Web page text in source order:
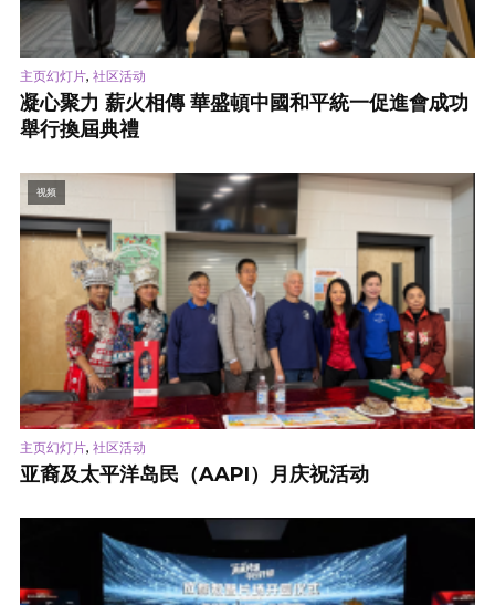
主页幻灯片, 社区活动
凝心聚力 薪火相傳 華盛頓中國和平統一促進會成功
舉行換屆典禮
视频
主页幻灯片, 社区活动
亚裔及太平洋岛民（AAPI）月庆祝活动